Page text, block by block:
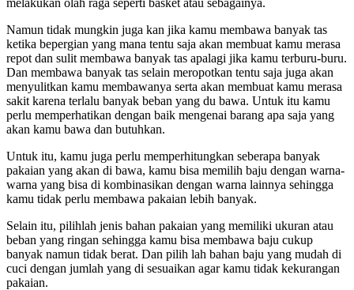
Namun tidak mungkin juga kan jika kamu membawa banyak tas
ketika bepergian yang mana tentu saja akan membuat kamu merasa
repot dan sulit membawa banyak tas apalagi jika kamu terburu-buru.
Dan membawa banyak tas selain meropotkan tentu saja juga akan
menyulitkan kamu membawanya serta akan membuat kamu merasa
sakit karena terlalu banyak beban yang du bawa. Untuk itu kamu
perlu memperhatikan dengan baik mengenai barang apa saja yang
akan kamu bawa dan butuhkan.
Untuk itu, kamu juga perlu memperhitungkan seberapa banyak
pakaian yang akan di bawa, kamu bisa memilih baju dengan warna-
warna yang bisa di kombinasikan dengan warna lainnya sehingga
kamu tidak perlu membawa pakaian lebih banyak.
Selain itu, pilihlah jenis bahan pakaian yang memiliki ukuran atau
beban yang ringan sehingga kamu bisa membawa baju cukup
banyak namun tidak berat. Dan pilih lah bahan baju yang mudah di
cuci dengan jumlah yang di sesuaikan agar kamu tidak kekurangan
pakaian.